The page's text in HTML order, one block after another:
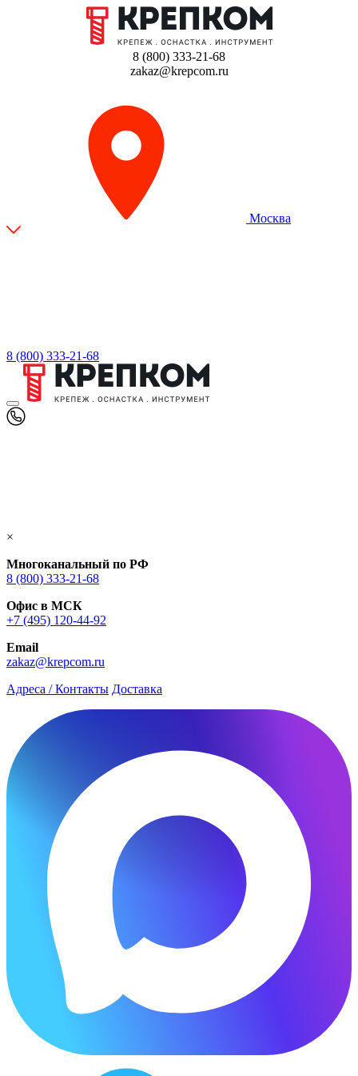
8 (800) 333-21-68
zakaz@krepcom.ru
Москва
8 (800) 333-21-68
×
Многоканальный по РФ
8 (800) 333‑21-68
Офис в МСК
+7 (495) 120-44-92
Email
zakaz@krepcom.ru
Адреса / Контакты Доставка